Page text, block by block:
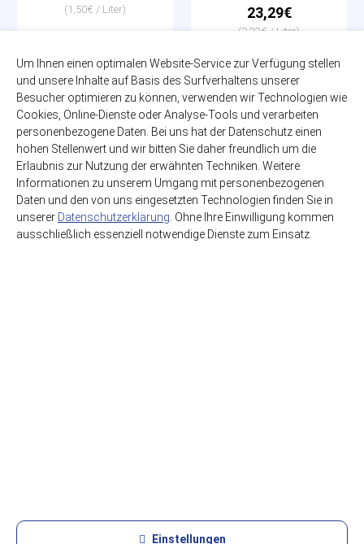
(1,50€ / Liter)
23,29€
(2,33€ / Liter)
AGB
Um Ihnen einen optimalen Website-Service zur Verfügung stellen
und unsere Inhalte auf Basis des Surfverhaltens unserer
Besucher optimieren zu können, verwenden wir Technologien wie
Cookies, Online-Dienste oder Analyse-Tools und verarbeiten
personenbezogene Daten. Bei uns hat der Datenschutz einen
hohen Stellenwert und wir bitten Sie daher freundlich um die
Erlaubnis zur Nutzung der erwähnten Techniken. Weitere
Informationen zu unserem Umgang mit personenbezogenen
Daten und den von uns eingesetzten Technologien finden Sie in
unserer Datenschutzerklärung . Ohne Ihre Einwilligung kommen
ausschließlich essenziell notwendige Dienste zum Einsatz.
Einstellungen